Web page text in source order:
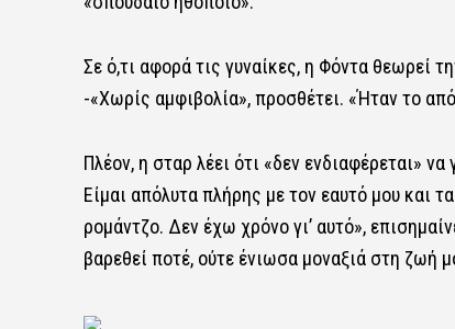
Σε ό,τι αφορά τις γυναίκες, η Φόντα θεωρεί
-«Χωρίς αμφιβολία», προσθέτει. «Ήταν το
Πλέον, η σταρ λέει ότι «δεν ενδιαφέρεται»
Είμαι απόλυτα πλήρης με τον εαυτό μου και
ρομάντζο. Δεν έχω χρόνο γι’ αυτό»,
βαρεθεί ποτέ, ούτε ένιωσα μοναξιά στη ζωή